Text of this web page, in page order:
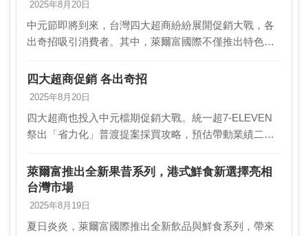
2025年8月20日
中元節即將到來，台灣四大超商紛紛展開促銷大戰，各
出奇招吸引消費者。其中，萊爾富國際不僅推出特色福
市場的深入洞察與創新思維。 萊爾富國際集結了多款獨
家普…
四大超商促銷 各出奇招
2025年8月20日
四大超商也投入中元檔期促銷大戰。統一超7-ELEVEN
祭出「省力化」普渡提案採買攻略，預估帶動業績二
氣。7-ELEVEN集結逾百款商品祭出「省力化」普渡…
萊爾富推出全新果昔系列，港式鮮食新選擇亮相
台灣市場
2025年8月19日
夏日炎炎，萊爾富國際推出全新飲品與鮮食系列，帶來